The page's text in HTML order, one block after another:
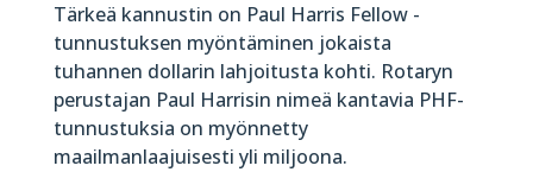
Tärkeä kannustin on Paul Harris Fellow -
tunnustuksen myöntäminen jokaista
tuhannen dollarin lahjoitusta kohti. Rotaryn
perustajan Paul Harrisin nimeä kantavia PHF-
tunnustuksia on myönnetty
maailmanlaajuisesti yli miljoona.